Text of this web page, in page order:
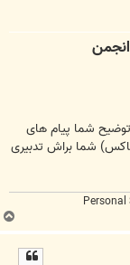
شما پیام های
شما براش تدبیری
ب
ا